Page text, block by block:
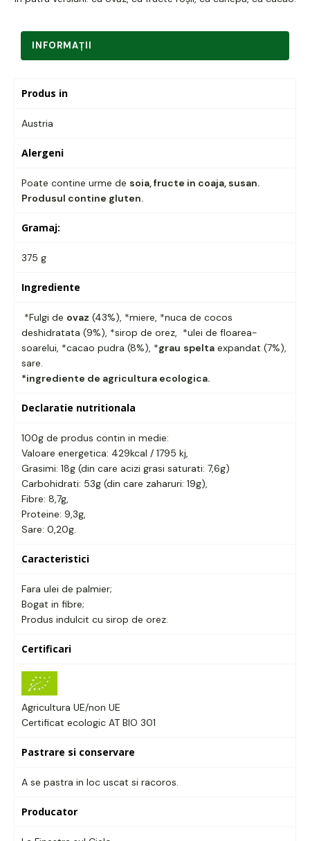
INFORMAŢII
Produs in
Austria
Alergeni
Poate contine urme de soia, fructe in coaja, susan.
Produsul contine gluten.
Gramaj:
375 g
Ingrediente
*Fulgi de ovaz (43%), *miere, *nuca de cocos
deshidratata (9%), *sirop de orez, *ulei de floarea-
soarelui, *cacao pudra (8%), *grau spelta expandat (7%),
sare.
*ingrediente de agricultura ecologica.
Declaratie nutritionala
100g de produs contin in medie:
Valoare energetica: 429kcal / 1795 kj,
Grasimi: 18g (din care acizi grasi saturati: 7,6g)
Carbohidrati: 53g (din care zaharuri: 19g),
Fibre: 8,7g,
Proteine: 9,3g,
Sare: 0,20g.
Caracteristici
Fara ulei de palmier;
Bogat in fibre;
Produs indulcit cu sirop de orez.
Certificari
Agricultura UE/non UE
Certificat ecologic AT BIO 301
Pastrare si conservare
A se pastra in loc uscat si racoros.
Producator